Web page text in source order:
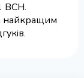
BCH.
найкращим